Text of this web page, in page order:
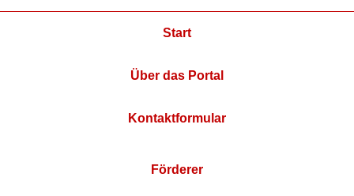
Start
Über das Portal
Kontaktformular
Förderer